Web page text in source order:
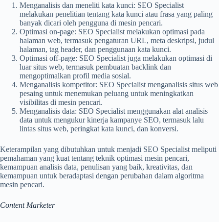
Menganalisis dan meneliti kata kunci: SEO Specialist
melakukan penelitian tentang kata kunci atau frasa yang paling
banyak dicari oleh pengguna di mesin pencari.
Optimasi on-page: SEO Specialist melakukan optimasi pada
halaman web, termasuk pengaturan URL, meta deskripsi, judul
halaman, tag header, dan penggunaan kata kunci.
Optimasi off-page: SEO Specialist juga melakukan optimasi di
luar situs web, termasuk pembuatan backlink dan
mengoptimalkan profil media sosial.
Menganalisis kompetitor: SEO Specialist menganalisis situs web
pesaing untuk menemukan peluang untuk meningkatkan
visibilitas di mesin pencari.
Menganalisis data: SEO Specialist menggunakan alat analisis
data untuk mengukur kinerja kampanye SEO, termasuk lalu
lintas situs web, peringkat kata kunci, dan konversi.
Keterampilan yang dibutuhkan untuk menjadi SEO Specialist meliputi
pemahaman yang kuat tentang teknik optimasi mesin pencari,
kemampuan analisis data, penulisan yang baik, kreativitas, dan
kemampuan untuk beradaptasi dengan perubahan dalam algoritma
mesin pencari.
Content Marketer